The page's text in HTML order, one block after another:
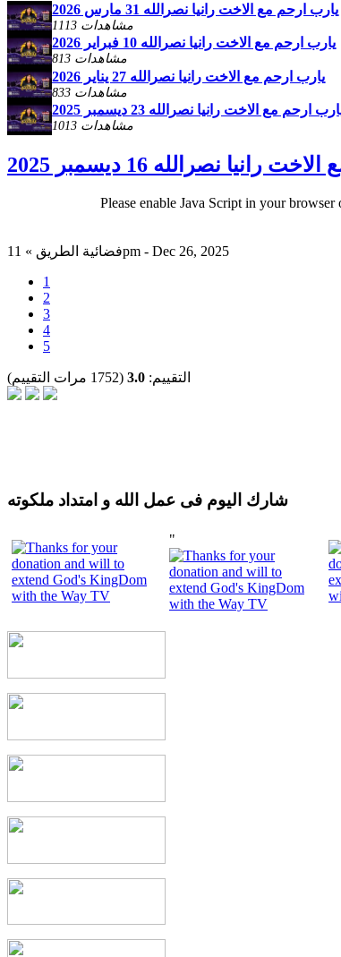
يارب ارحم مع الاخت رانيا نصرالله 31 مارس 2026
1113 مشاهدات
يارب ارحم مع الاخت رانيا نصرالله 10 فبراير 2026
813 مشاهدات
يارب ارحم مع الاخت رانيا نصرالله 27 يناير 2026
833 مشاهدات
ارحم مع الاخت رانيا نصرالله 23 ديسمبر 2025
1013 مشاهدات
رانيا نصرالله 16 ديسمبر 2025
Please enable Java Script in your
فضائية الطريق » 11pm - Dec 26, 2025
1
2
3
4
5
التقييم: 3.0 (1752 مرات التقييم)
شارك اليوم فى عمل الله و امتداد ملكوته
"